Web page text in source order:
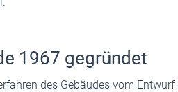
1967 gegründet
des Gebäudes vom Entwurf